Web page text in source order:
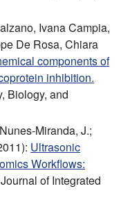
Ivana Campia,
De Rosa, Chiara
components of
inhibition.
Biology, and
Miranda, J.;
Ultrasonic
Workflows:
Journal of Integrated